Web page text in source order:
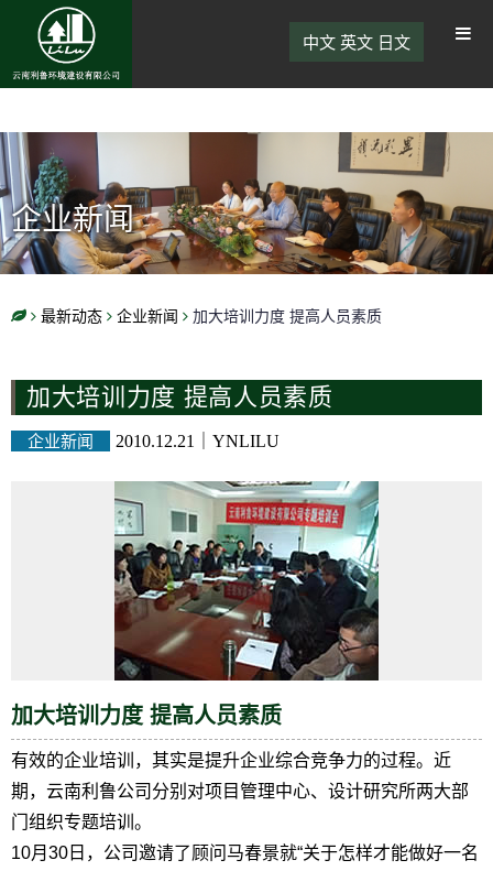
中文 英文 日文
企业新闻
最新动态 企业新闻 加大培训力度 提高人员素质
加大培训力度 提高人员素质
企业新闻 2010.12.21 YNLILU
加大培训力度 提高人员素质
有效的企业培训，其实是提升企业综合竞争力的过程。近
期，云南利鲁公司分别对项目管理中心、设计研究所两大部
门组织专题培训。
10月30日，公司邀请了顾问马春景就“关于怎样才能做好一名